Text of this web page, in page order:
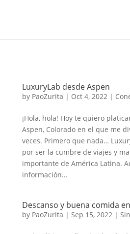
LuxuryLab desde Aspen
by PaoZurita | Oct 4, 2022|
¡Hola, hola! Hoy te quiero
Aspen, Colorado en el que me
veces. Primero que nada…
por ser la cumbre de viajes y
importante de América Latina.
información...
Descanso y buena comida
by PaoZurita | Sep 15, 2022|